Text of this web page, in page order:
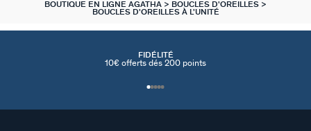
BOUTIQUE EN LIGNE AGATHA
BOUCLES D'OREILLES
BOUCLES D'OREILLES À L'UNITÉ
FIDÉLITÉ
10€ offerts dés 200 points